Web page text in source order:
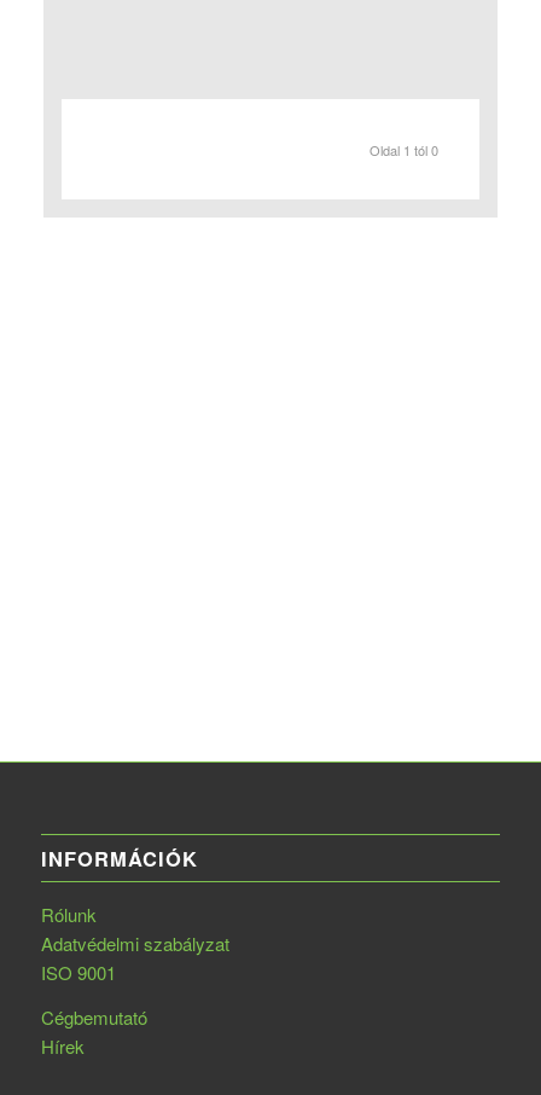
Oldal 1 tól 0
INFORMÁCIÓK
Rólunk
Adatvédelmi szabályzat
ISO 9001
Cégbemutató
Hírek